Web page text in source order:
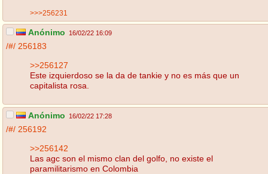
>>>256231
Anónimo 16/02/22 16:09
/#/ 256183
>>256127
Este izquierdoso se la da de tankie y no es más que un
capitalista rosa.
Anónimo 16/02/22 17:28
/#/ 256192
>>256142
Las agc son el mismo clan del golfo, no existe el
paramilitarismo en Colombia